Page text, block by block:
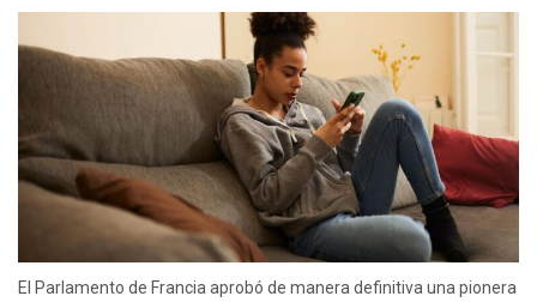
El Parlamento de Francia aprobó de manera definitiva una pionera